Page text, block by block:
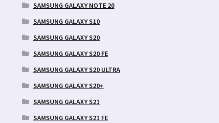
SAMSUNG GALAXY NOTE 20
SAMSUNG GALAXY S10
SAMSUNG GALAXY S20
SAMSUNG GALAXY S20 FE
SAMSUNG GALAXY S20 ULTRA
SAMSUNG GALAXY S20+
SAMSUNG GALAXY S21
SAMSUNG GALAXY S21 FE